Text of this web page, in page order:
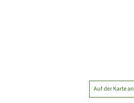
Auf der Karte